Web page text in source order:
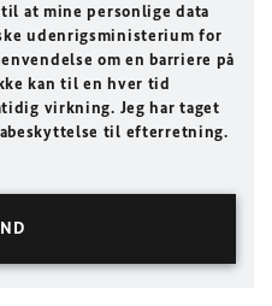
at mine personlige data
udenrigsministerium for
om en barriere på
kan til en hver tid
virkning. Jeg har taget
til efterretning.